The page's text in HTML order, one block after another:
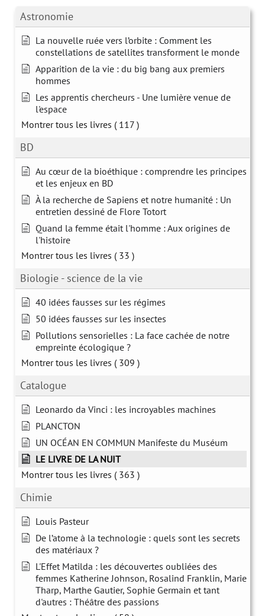
Astronomie
La nouvelle ruée vers l’orbite : Comment les
constellations de satellites transforment le monde
Apparition de la vie : du big bang aux premiers
hommes
Les apprentis chercheurs - Une lumière venue de
l'espace
Montrer tous les livres ( 117 )
BD
Au cœur de la bioéthique : comprendre les principes
et les enjeux en BD
À la recherche de Sapiens et notre humanité : Un
entretien dessiné de Flore Totort
Quand la femme était l'homme : Aux origines de
l'histoire
Montrer tous les livres ( 33 )
Biologie - science de la vie
40 idées fausses sur les régimes
50 idées fausses sur les insectes
Pollutions sensorielles : La face cachée de notre
empreinte écologique ?
Montrer tous les livres ( 309 )
Catalogue
Leonardo da Vinci : les incroyables machines
PLANCTON
UN OCÉAN EN COMMUN Manifeste du Muséum
LE LIVRE DE LA NUIT
Montrer tous les livres ( 363 )
Chimie
Louis Pasteur
De l’atome à la technologie : quels sont les secrets
des matériaux ?
L'Effet Matilda : les découvertes oubliées des
femmes Katherine Johnson, Rosalind Franklin, Marie
Tharp, Marthe Gautier, Sophie Germain et tant
d'autres : Théâtre des passions